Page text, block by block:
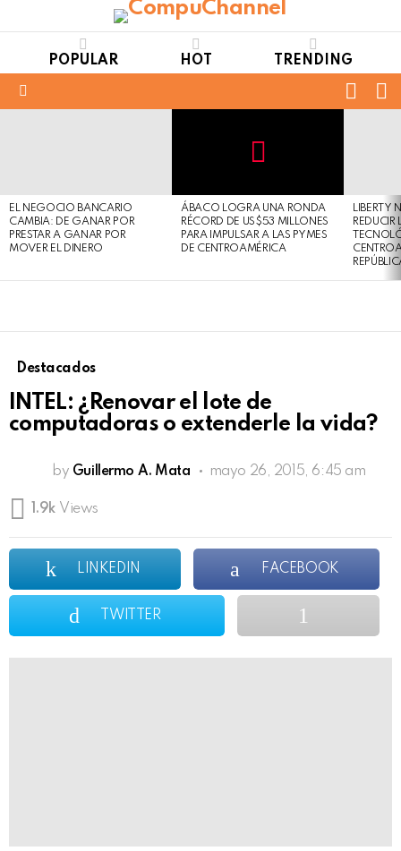
POPULAR HOT TRENDING
EL NEGOCIO BANCARIO
CAMBIA: DE GANAR POR
PRESTAR A GANAR POR
MOVER EL DINERO
Safe
For
Work
view
this
post
ÁBACO LOGRA UNA RONDA
RÉCORD DE US$53 MILLONES
PARA IMPULSAR A LAS PYMES
DE CENTROAMÉRICA
LIBERTY
REDUCIR
Destacados
INTEL: ¿Renovar el lote de
computadoras o extenderle la vida?
by Guillermo A. Mata mayo 26, 2015, 6:45 am
1.9k Views
LINKEDIN FACEBOOK
TWITTER